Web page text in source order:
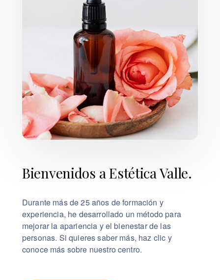
Bienvenidos a Estética Valle.
Durante más de 25 años de formación y
experiencia, he desarrollado un método para
mejorar la apariencia y el bienestar de las
personas. Si quieres saber más, haz clic y
conoce más sobre nuestro centro.